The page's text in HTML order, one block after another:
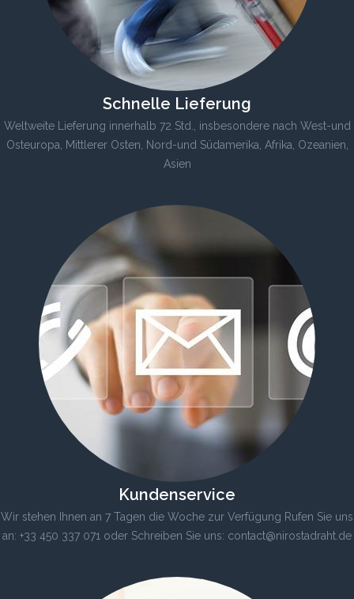
Schnelle Lieferung
Weltweite Lieferung innerhalb 72 Std., insbesondere nach West-und
Osteuropa, Mittlerer Osten, Nord-und Südamerika, Afrika, Ozeanien,
Asien
Kundenservice
Wir stehen Ihnen an 7 Tagen die Woche zur Verfügung Rufen Sie uns
an: +33 450 337 071 oder Schreiben Sie uns: contact@nirostadraht.de